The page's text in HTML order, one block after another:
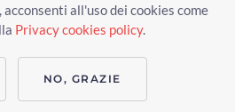
TV. Tutti i diritti riservati.
drone
yutub 2023 by clickandfly
all'uso dei cookies come
Privacy cookies policy.
NO, GRAZIE